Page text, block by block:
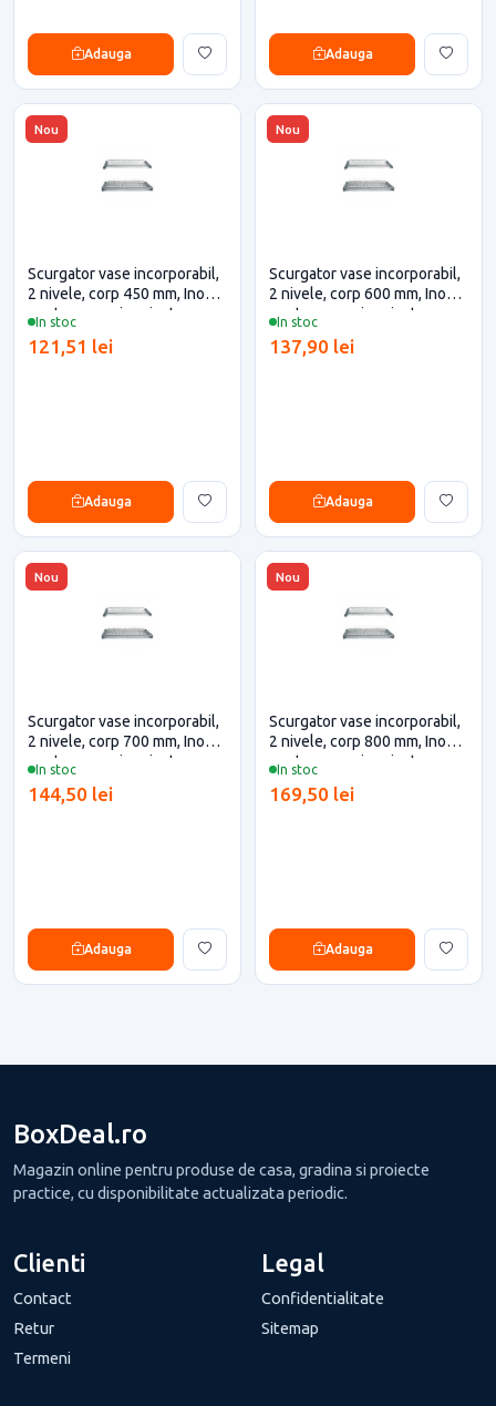
Adauga Adauga
Nou
In stoc
Scurgator vase incorporabil,
2 nivele, corp 450 mm, Inoxa
pentru casa si proiecte
121,51 lei
Adauga
Nou
In stoc
Scurgator vase incorporabil,
2 nivele, corp 600 mm, Inoxa
pentru casa si proiecte
137,90 lei
Adauga
Nou
In stoc
Scurgator vase incorporabil,
2 nivele, corp 700 mm, Inoxa
pentru casa si proiecte
144,50 lei
Adauga
Nou
In stoc
Scurgator vase incorporabil,
2 nivele, corp 800 mm, Inoxa
pentru casa si proiecte
169,50 lei
Adauga
BoxDeal.ro
Magazin online pentru produse de casa, gradina si proiecte
practice, cu disponibilitate actualizata periodic.
Clienti
Contact
Retur
Termeni
Legal
Confidentialitate
Sitemap